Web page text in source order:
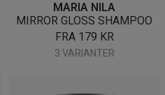
MARIA NILA
MIRROR GLOSS SHAMPOO
FRA 179 KR
3 VARIANTER